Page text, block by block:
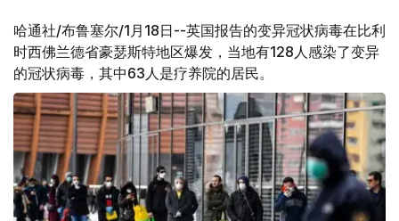
哈通社/布鲁塞尔/1月18日--英国报告的变异冠状病毒在比利
时西佛兰德省豪瑟斯特地区爆发，当地有128人感染了变异
的冠状病毒，其中63人是疗养院的居民。